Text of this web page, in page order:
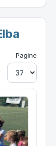
Pagine